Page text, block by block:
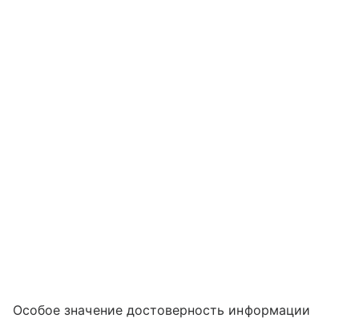
Особое значение достоверность информации